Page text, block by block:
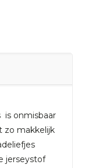
is onmisbaar
zo makkelijk
jerseystof